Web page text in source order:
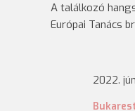
A találkozó
Európai Tanács
2022.